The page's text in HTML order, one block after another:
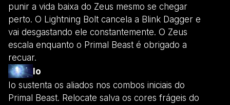
punir a vida baixa do Zeus mesmo se chegar
perto. O Lightning Bolt cancela a Blink Dagger e
vai desgastando ele constantemente. O Zeus
escala enquanto o Primal Beast é obrigado a
recuar.
Io
Io sustenta os aliados nos combos iniciais do
Primal Beast. Relocate salva os cores frágeis do